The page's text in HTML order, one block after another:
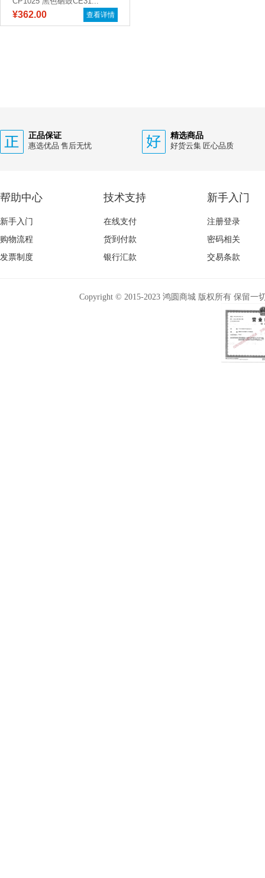
¥362.00 查看详情
正品保证
惠选优品 售后无忧
精选商品
好货云集 匠心品质
帮助中心
新手入门
购物流程
发票制度
技术支持
在线支付
货到付款
银行汇款
新手入门
注册登录
密码相关
交易条款
Copyright © 2015-2023 鸿圆商城 版权所有 保留一